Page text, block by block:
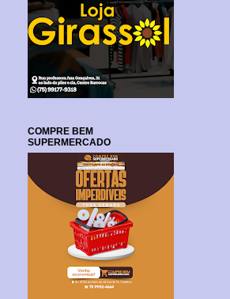
COMPRE BEM
SUPERMERCADO